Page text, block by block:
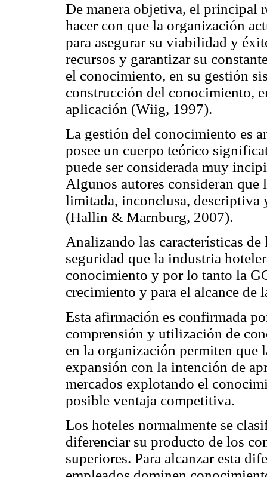
De manera objetiva, el principal
hacer con que la organización
para asegurar su viabilidad y
recursos y garantizar su
el conocimiento, en su gestión
construcción del conocimiento,
aplicación (Wiig, 1997).
La gestión del conocimiento es
posee un cuerpo teórico
puede ser considerada muy
Algunos autores consideran
limitada, inconclusa, descriptiva
(Hallin & Marnburg, 2007).
Analizando las características de
seguridad que la industria
conocimiento y por lo tanto la
crecimiento y para el alcance
Esta afirmación es confirmada
comprensión y utilización de
en la organización permiten que
expansión con la intención de
mercados explotando el
posible ventaja competitiva.
Los hoteles normalmente se
diferenciar su producto de los
superiores. Para alcanzar esta